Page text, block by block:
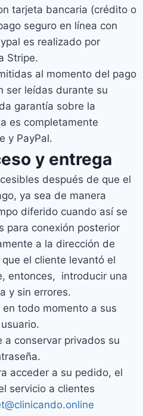
tarjeta bancaria (crédito o
seguro en línea con
es realizado por
Stripe.
al momento del pago
ser leídas durante su
garantía sobre la
es completamente
y PayPal.
y entrega
después de que el
ya sea de manera
diferido cuando así se
para conexión posterior
a la dirección de
el cliente levantó el
entonces, introducir una
y sin errores.
todo momento a sus
a conservar privados su
acceder a su pedido, el
servicio a clientes